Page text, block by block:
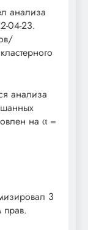
анализа
04-23.
анализа
на α =
3